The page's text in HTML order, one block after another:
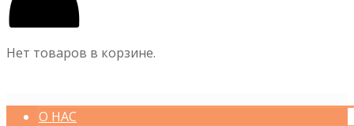
Нет товаров в корзине.
О НАС